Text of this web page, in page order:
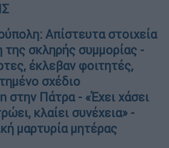
Απίστευτα στοιχεία
της σκληρής συμμορίας -
έκλεβαν φοιτητές,
σχέδιο
στην Πάτρα - «Έχει χάσει
κλαίει συνέχεια» -
μαρτυρία μητέρας